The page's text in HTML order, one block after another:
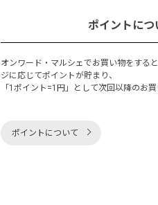
ポイントにつ
オンワード・マルシェでお買い物をする
ジに応じてポイントが貯まり、
「1ポイント=1円」として次回以降のお
ポイントについて